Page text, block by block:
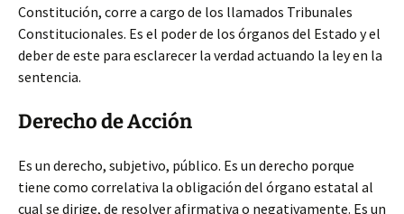
Constitución, corre a cargo de los llamados Tribunales
Constitucionales. Es el poder de los órganos del Estado y el
deber de este para esclarecer la verdad actuando la ley en la
sentencia.
Derecho de Acción
Es un derecho, subjetivo, público. Es un derecho porque
tiene como correlativa la obligación del órgano estatal al
cual se dirige, de resolver afirmativa o negativamente. Es un